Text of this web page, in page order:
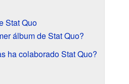
Stat Quo
álbum de Stat Quo?
ha colaborado Stat Quo?